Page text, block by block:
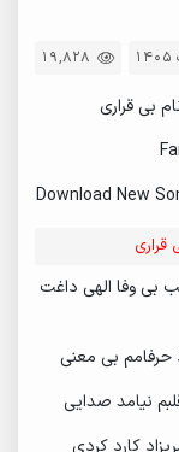
43.
Farhad
47. Farhad
Bada
49. Farhad
51. Bi Vafa
52. Farhad
53. Rasme
19,828
بی قراری
Download New
قراری
بی وفا الهی داغت
حرفامم بی معنی
نیامد صدایی